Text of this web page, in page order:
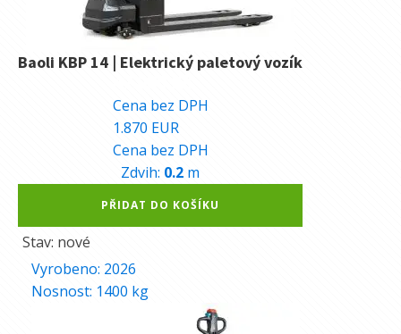
Baoli KBP 14 | Elektrický paletový vozík
Cena bez DPH
1.870 EUR
Cena bez DPH
Zdvih: 0.2 m
PŘIDAT DO KOŠÍKU
Stav: nové
Vyrobeno: 2026
Nosnost: 1400 kg